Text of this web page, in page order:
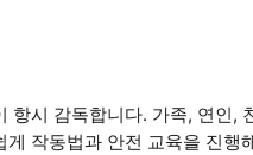
항시 감독합니다. 가족, 연인,
작동법과 안전 교육을 진